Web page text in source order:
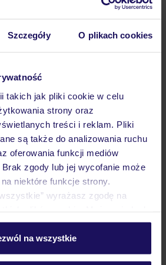
Szczegóły O plikach cookies
takich jak pliki cookie w celu
strony oraz
treści i reklam. Pliki
są także do analizowania ruchu
oferowania funkcji mediów
zgody lub jej wycofanie może
niektóre funkcje strony.
wyrażasz zgodę na
wybór wchodząc w zakładkę
o plikach cookie znajdziesz
na wszystkie